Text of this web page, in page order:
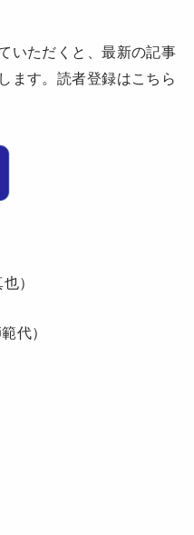
いただくと、最新の記事
ます。読者登録はこちら
）
代）